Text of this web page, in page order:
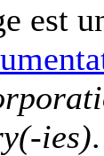
est
ies)